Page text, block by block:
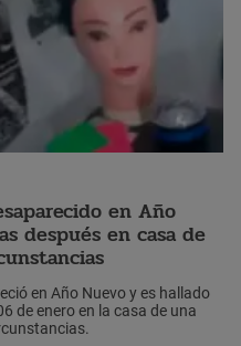
en Año
después en casa de
en Año Nuevo y es hallado
de enero en la casa de una